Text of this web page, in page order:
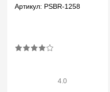
Артикул: PSBR-1258
4.0